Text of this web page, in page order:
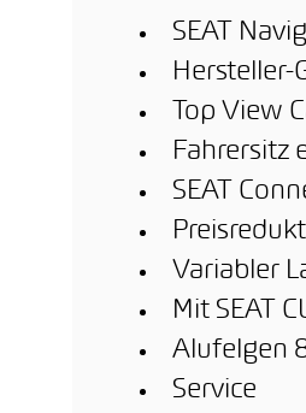
SEAT
Hersteller-
Top View
Fahrersitz
SEAT
Variabler
Mit SEAT
Alufelgen
Service